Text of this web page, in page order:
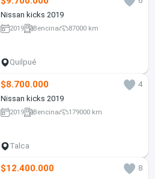
Nissan kicks 2019
2019 Bencina 87000 km
Quilpué
$8.700.000
4
Nissan kicks 2019
2019 Bencina 179000 km
Talca
$12.400.000
8